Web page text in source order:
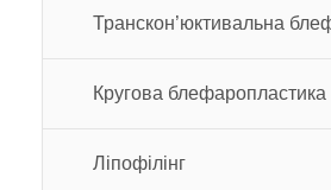
Транскон’юктивальна
Кругова блефаропластика
Ліпофілінг